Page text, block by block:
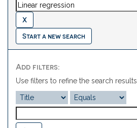
Start a new search
Add filters:
Use filters to refine the search results.